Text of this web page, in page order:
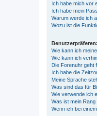
Ich habe mich vor
Ich habe mein
Warum werde ich
Wozu ist die
Wie kann ich
Wie kann ich
Die Forenuhr geht
Ich habe die
Meine Sprache
Was sind das für
Wie verwende ich
Was ist mein
Wenn ich bei